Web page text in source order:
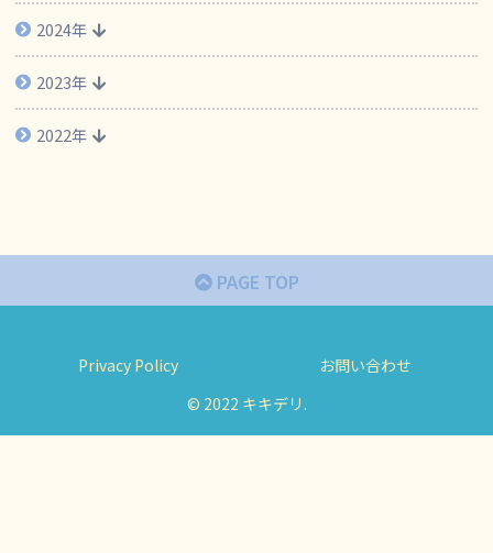
2024年
2023年
2022年
PAGE TOP
Privacy Policy
お問い合わせ
© 2022 キキデリ.